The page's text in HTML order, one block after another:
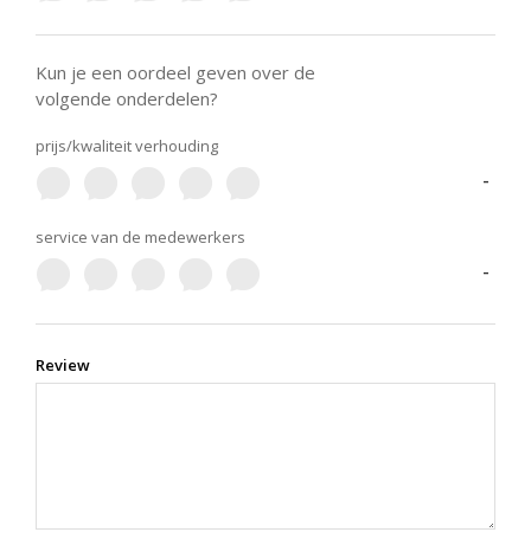
Kun je een oordeel geven over de
volgende onderdelen?
prijs/kwaliteit verhouding
-
service van de medewerkers
-
Review